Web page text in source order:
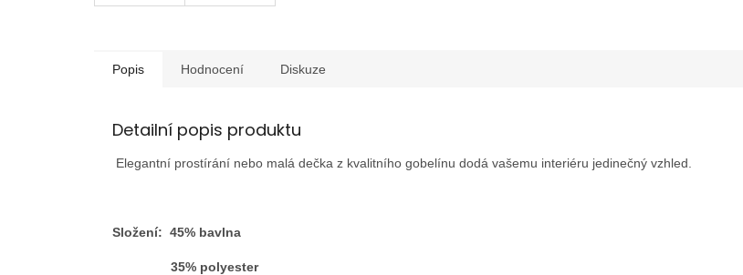
Popis Hodnocení Diskuze
Detailní popis produktu
Elegantní prostírání nebo malá dečka z kvalitního gobelínu dodá vašemu interiéru jedinečný vzhled.
Složení: 45% bavlna
35% polyester